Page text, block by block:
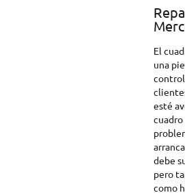
El
una
esté
cuadro
debe
pero
como